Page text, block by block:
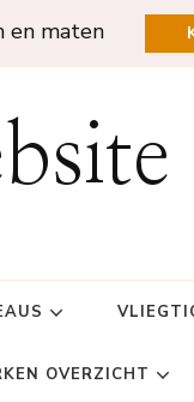
en maten
OVERZICHT